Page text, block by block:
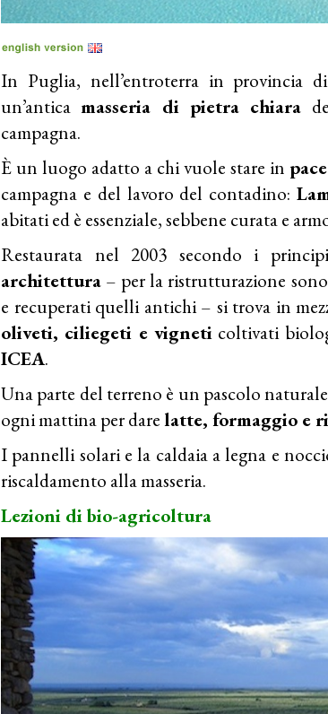
In Puglia, nell’entroterra in provincia
un’anticamasseria di pietra chiara
campagna.
È un luogo adatto a chi vuole stare in pace
campagna e del lavoro del contadino:
abitati ed è essenziale, sebbene curata e
Restaurata nel 2003 secondo i
architettura – per la ristrutturazione
e recuperati quelli antichi – si trova in
oliveti, ciliegeti e vigneti coltivati
ICEA.
Una parte del terreno è un pascolo
ogni mattina per darelatte, formaggio e
I pannelli solari e la caldaia a legna e
riscaldamento alla masseria.
Lezioni di bio-agricoltura